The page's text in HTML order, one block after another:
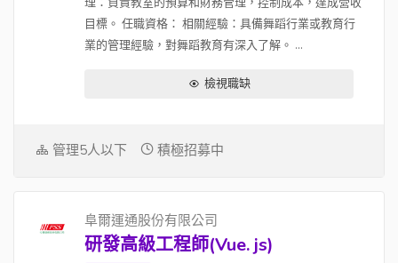
目標。 任職資格： 相關經驗：具備舞蹈行業或教育行
業的管理經驗，對舞蹈教育有深入了解。 ...
檢視職缺
管理5人以下 積極招募中
阜爾運通股份有限公司
研發高級工程師(Vue. js)